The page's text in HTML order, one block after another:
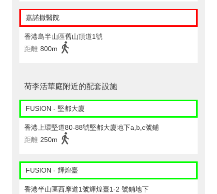
嘉諾撒醫院
香港島半山區舊山頂道1號
距離 800m
荷李活華庭附近的配套設施
FUSION - 堅都大廈
香港上環堅道80-88號堅都大廈地下a,b,c號鋪
距離 250m
FUSION - 輝煌臺
香港半山區西摩道1號輝煌臺1-2 號鋪地下